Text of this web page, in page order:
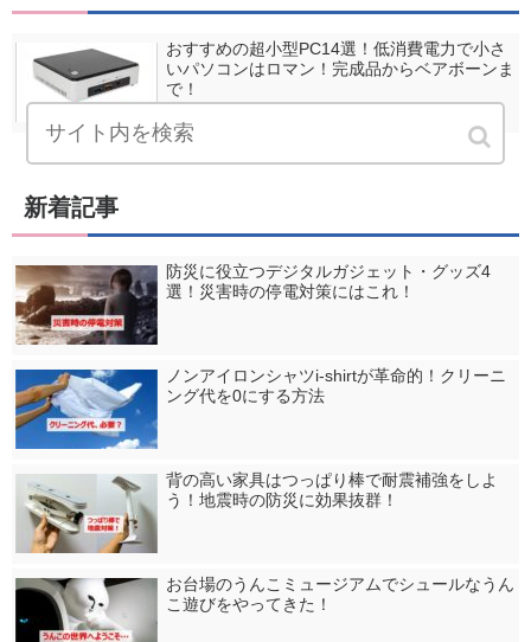
おすすめの超小型PC14選！低消費電力で小さ
いパソコンはロマン！完成品からベアボーンま
で！
新着記事
防災に役立つデジタルガジェット・グッズ4
選！災害時の停電対策にはこれ！
ノンアイロンシャツi-shirtが革命的！クリーニ
ング代を0にする方法
背の高い家具はつっぱり棒で耐震補強をしよ
う！地震時の防災に効果抜群！
お台場のうんこミュージアムでシュールなうん
こ遊びをやってきた！